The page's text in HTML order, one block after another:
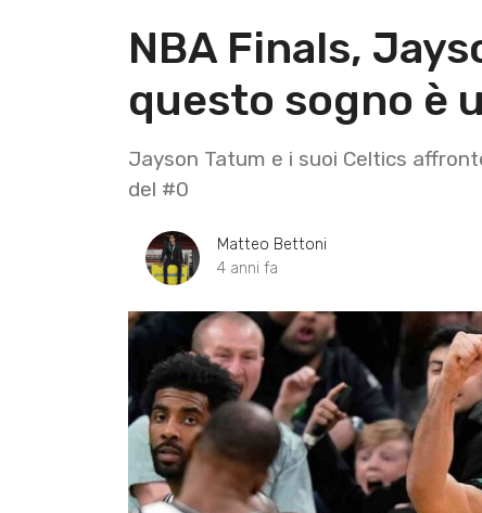
NBA Finals,
questo sogno è
Jayson Tatum e i suoi Celtics
del #0
Matteo Bettoni
4 anni fa